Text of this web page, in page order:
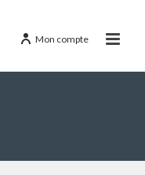
Mon compte